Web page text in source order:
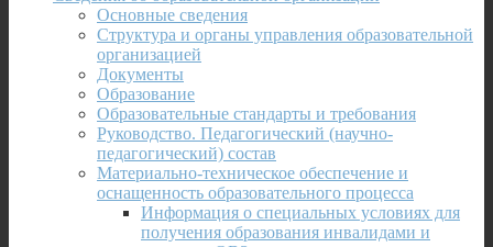
Основные сведения
Структура и органы управления образовательной
организацией
Документы
Образование
Образовательные стандарты и требования
Руководство. Педагогический (научно-
педагогический) состав
Материально-техническое обеспечение и
оснащенность образовательного процесса
Информация о специальных условиях для
получения образования инвалидами и